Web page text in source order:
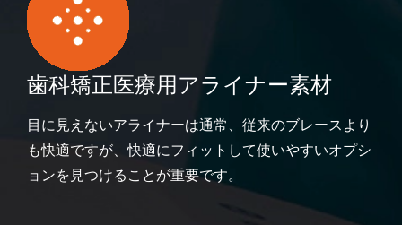
歯科矯正医療用アライナー素材
目に見えないアライナーは通常、従来のブレースより
も快適ですが、快適にフィットして使いやすいオプシ
ョンを見つけることが重要です。